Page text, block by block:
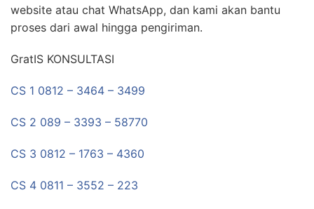
website atau chat WhatsApp, dan kami akan bantu
proses dari awal hingga pengiriman.
GratIS KONSULTASI
CS 1 0812 – 3464 – 3499
CS 2 089 – 3393 – 58770
CS 3 0812 – 1763 – 4360
CS 4 0811 – 3552 – 223